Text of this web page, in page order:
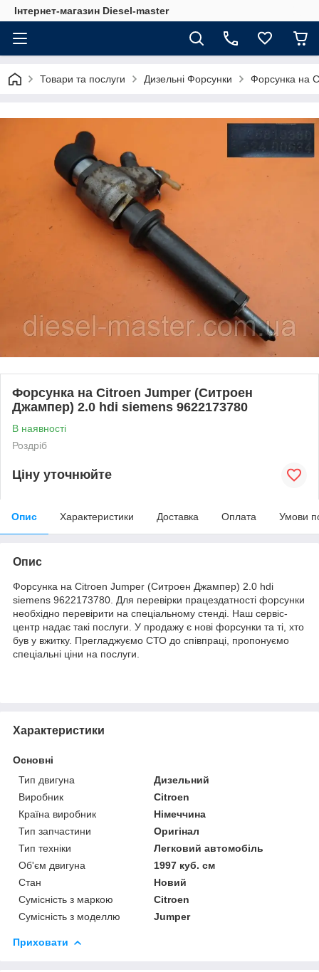
Інтернет-магазин Diesel-master
Товари та послуги Дизельні Форсунки Форсунка на
Форсунка на Citroen Jumper (Ситроен
Джампер) 2.0 hdi siemens 9622173780
В наявності
Роздріб
Ціну уточнюйте
Опис Характеристики Доставка Оплата Умови
Опис
Форсунка на Citroen Jumper (Ситроен Джампер) 2.0 hdi
siemens 9622173780. Для перевірки працездатності форсунки
необхідно перевірити на спеціальному стенді. Наш сервіс-
центр надає такі послуги. У продажу є нові форсунки та ті, хто
був у вжитку. Прегладжуємо СТО до співпраці, пропонуємо
спеціальні ціни на послуги.
Характеристики
Основні
Тип двигуна
Дизельний
Виробник
Citroen
Країна виробник
Німеччина
Тип запчастини
Оригінал
Тип техніки
Легковий автомобіль
Об'єм двигуна
1997 куб. см
Стан
Новий
Сумісність з маркою
Citroen
Сумісність з моделлю
Jumper
Приховати